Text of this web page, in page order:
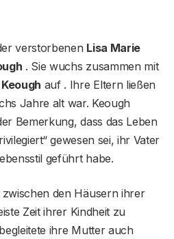
verstorbenen Lisa Marie
. Sie wuchs zusammen mit
auf . Ihre Eltern ließen
Jahre alt war. Keough
Bemerkung, dass das Leben
gewesen sei, ihr Vater
geführt habe.
den Häusern ihrer
Zeit ihrer Kindheit zu
ihre Mutter auch